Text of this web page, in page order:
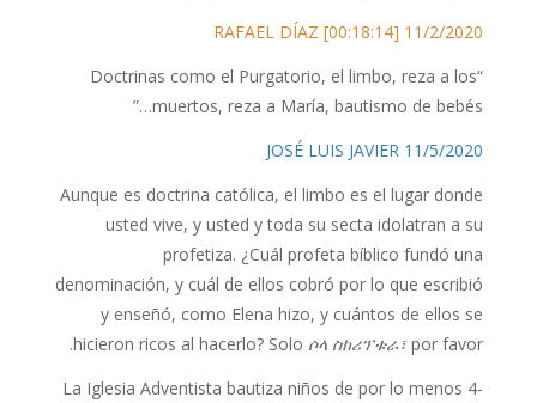
11/2/2020 RAFAEL DÍAZ [00:18:14]
“Doctrinas como el Purgatorio, el limbo, reza a los
muertos, reza a María, bautismo de bebés…”
11/5/2020 JOSÉ LUIS JAVIER
Aunque es doctrina católica, el limbo es el lugar donde
usted vive, y usted y toda su secta idolatran a su
profetiza. ¿Cuál profeta bíblico fundó una
denominación, y cuál de ellos cobró por lo que escribió
y enseñó, como Elena hizo, y cuántos de ellos se
hicieron ricos al hacerlo? Solo ሶላ ስክሪፕቱራ፣por favor.
La Iglesia Adventista bautiza niños de por lo menos 4-